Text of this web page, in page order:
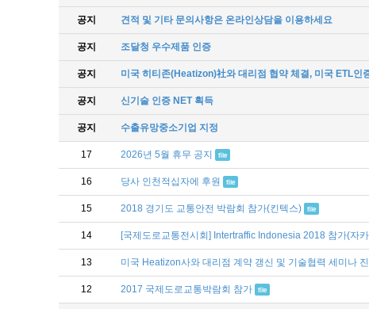
공지 견적 및 기타 문의사항은 온라인상담을 이용하세요
공지 조달청 우수제품 인증
공지 미국 히티존(Heatizon)社와 대리점 협약 체결, 미국 ETL인
공지 신기술 인증 NET 획득
공지 수출유망중소기업 지정
17 2026년 5월 휴무 공지 file
16 당사 인천적십자에 후원 file
15 2018 경기도 교통안전 박람회 참가(킨텍스) file
14 [국제도로교통전시회] Intertraffic Indonesia 2018 참가(자
13 미국 Heatizon사와 대리점 계약 갱신 및 기술협력 세미나
12 2017 국제도로교통박람회 참가 file